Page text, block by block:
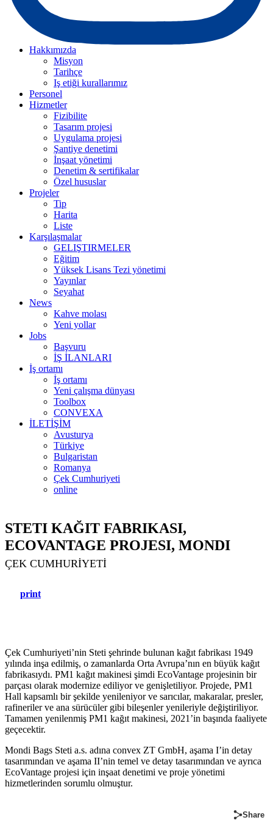
Hakkımızda
Misyon
Tarihçe
Iş etiği kurallarımız
Personel
Hizmetler
Fizibilite
Tasarım projesi
Uygulama projesi
Şantiye denetimi
İnşaat yönetimi
Denetim & sertifikalar
Özel hususlar
Projeler
Tip
Harita
Liste
Karşılaşmalar
GELIŞTIRMELER
Eğitim
Yüksek Lisans Tezi yönetimi
Yayınlar
Seyahat
News
Kahve molası
Yeni yollar
Jobs
Başvuru
İŞ İLANLARI
İş ortamı
İş ortamı
Yeni çalışma dünyası
Toolbox
CONVEXA
İLETİŞİM
Avusturya
Türkiye
Bulgaristan
Romanya
Çek Cumhuriyeti
online
STETI KAĞIT FABRIKASI,
ECOVANTAGE PROJESI, MONDI
ÇEK CUMHURIYETI
print
Çek Cumhuriyeti’nin Steti şehrinde bulunan kağıt fabrikası 1949
yılında inşa edilmiş, o zamanlarda Orta Avrupa’nın en büyük kağıt
fabrikasıydı. PM1 kağıt makinesi şimdi EcoVantage projesinin bir
parçası olarak modernize ediliyor ve genişletiliyor. Projede, PM1
Hall kapsamlı bir şekilde yenileniyor ve sarıcılar, makaralar, presler,
rafineriler ve ana sürücüler gibi bileşenler yenileriyle değiştiriliyor.
Tamamen yenilenmiş PM1 kağıt makinesi, 2021’in başında faaliyete
geçecektir.
Mondi Bags Steti a.s. adına convex ZT GmbH, aşama I’in detay
tasarımından ve aşama II’nin temel ve detay tasarımından ve ayrıca
EcoVantage projesi için inşaat denetimi ve proje yönetimi
hizmetlerinden sorumlu olmuştur.
Share